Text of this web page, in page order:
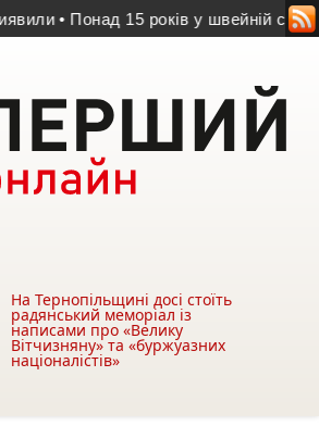
• Понад 15 років у швейній справі: як
На Тернопільщині досі стоїть
радянський меморіал із
написами про «Велику
Вітчизняну» та «буржуазних
націоналістів»